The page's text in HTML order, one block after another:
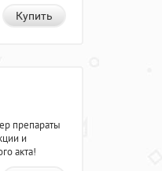
Купить
препараты
и
акта!